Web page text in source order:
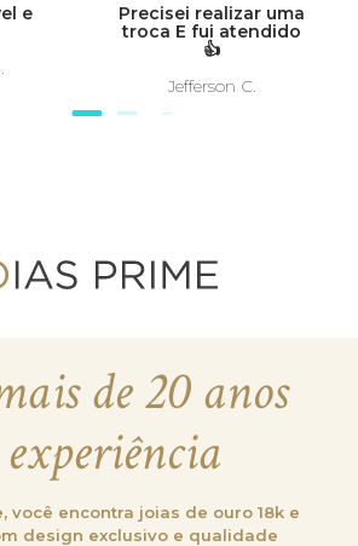
e
Precisei realizar uma
troca E fui atendido
👍
Jefferson C.
de 20 anos
você encontra joias de ouro 18k e
design exclusivo e qualidade